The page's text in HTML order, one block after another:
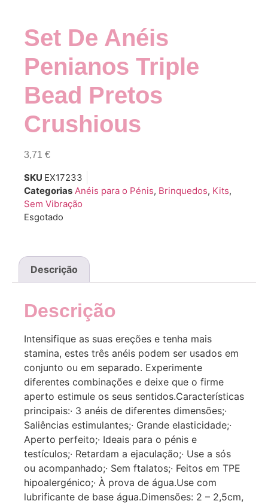
Set De Anéis
Penianos Triple
Bead Pretos
Crushious
3,71 €
SKU EX17233
Categorias Anéis para o Pénis, Brinquedos, Kits,
Sem Vibração
Esgotado
Descrição
Descrição
Intensifique as suas ereções e tenha mais
stamina, estes três anéis podem ser usados em
conjunto ou em separado. Experimente
diferentes combinações e deixe que o firme
aperto estimule os seus sentidos.Características
principais:· 3 anéis de diferentes dimensões;·
Saliências estimulantes;· Grande elasticidade;·
Aperto perfeito;· Ideais para o pénis e
testículos;· Retardam a ejaculação;· Use a sós
ou acompanhado;· Sem ftalatos;· Feitos em TPE
hipoalergénico;· À prova de água.Use com
lubrificante de base água.Dimensões: 2 – 2,5cm,